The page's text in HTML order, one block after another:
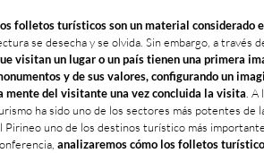
folletos turísticos son un material considerado
se desecha y se olvida. Sin embargo, a través
visitan un lugar o un país tienen una primera
y de sus valores, configurando un
mente del visitante una vez concluida la visita. A
ha sido uno de los sectores más potentes de
Pirineo uno de los destinos turístico más
analizaremos cómo los folletos